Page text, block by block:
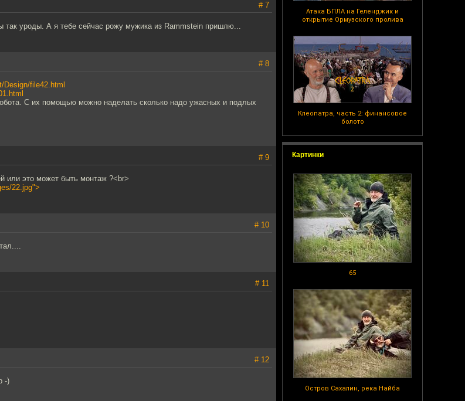
Атака БПЛА на Геленджик и
открытие Ормузского пролива
Клеопатра, часть 2: финансовое
болото
Картинки
65
Остров Сахалин, река Найба
# 7
так уроды. А я тебе сейчас рожу мужика из Rammstein пришлю...
# 8
Design/file42.html
С их помощью можно наделать сколько надо ужасных и подлых
# 9
или это может быть монтаж ?<br>
22.jpg">
# 10
# 11
# 12
-)